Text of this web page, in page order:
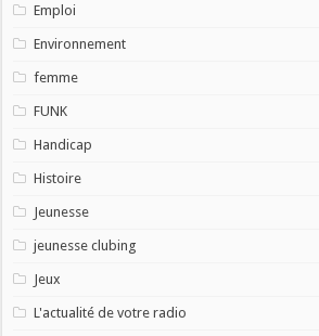
Emploi
Environnement
femme
FUNK
Handicap
Histoire
Jeunesse
jeunesse clubing
Jeux
L'actualité de votre radio